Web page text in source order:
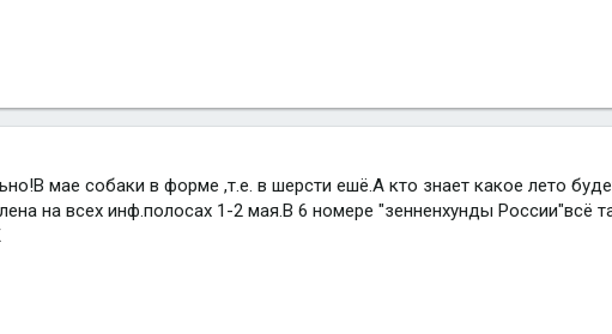
мае собаки в форме ,т.е. в шерсти ешё.А кто знает какое лето
на всех инф.полосах 1-2 мая.В 6 номере "зенненхунды России"всё